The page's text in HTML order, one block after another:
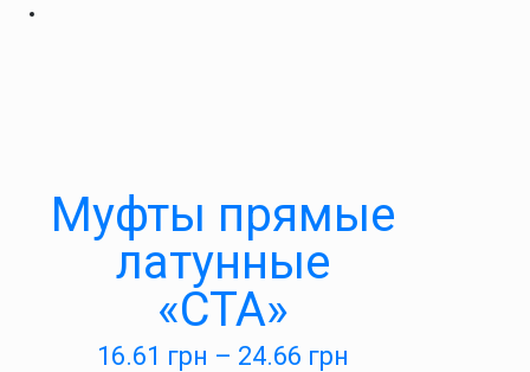
Муфты прямые
латунные
«СТА»
16.61 грн – 24.66 грн